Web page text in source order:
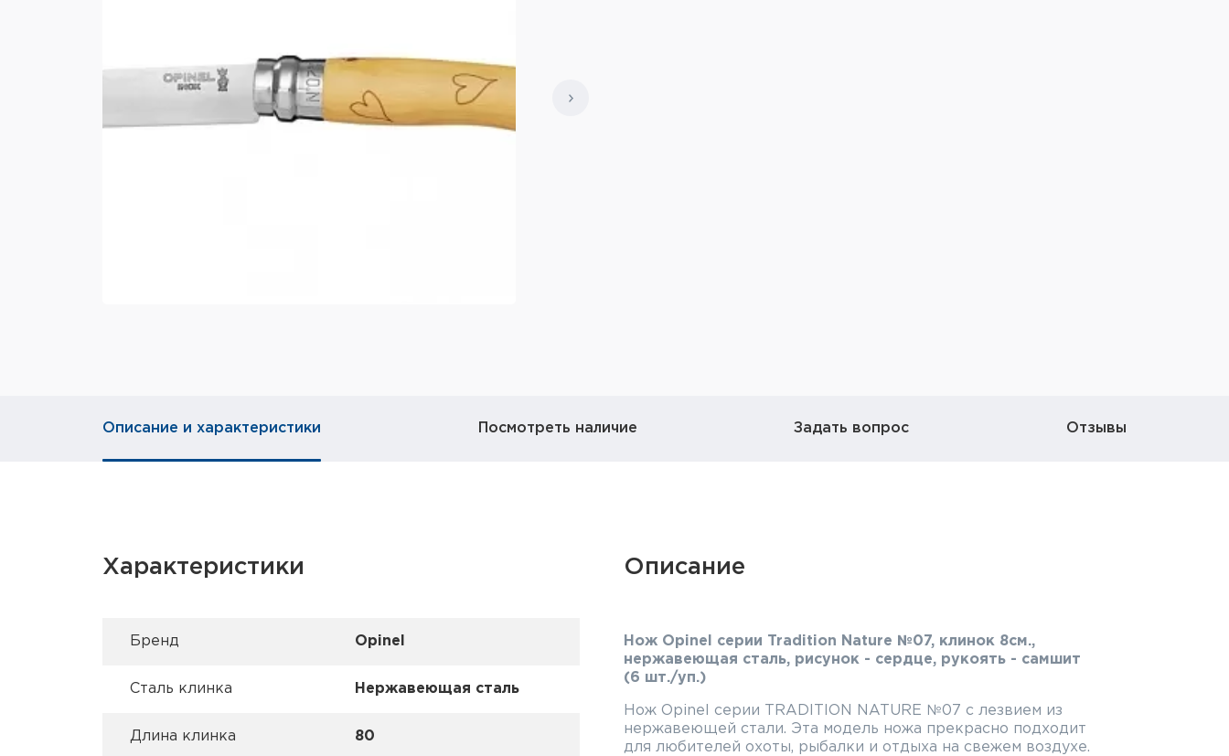
Описание и характеристики Посмотреть наличие Задать вопрос Отзывы
Характеристики
Брeнд Opinel
Сталь клинка Нержавеющая сталь
Длина клинка 80
Описание
Нож Opinel серии Tradition Nature №07, клинок 8см.,
нержавеющая сталь, рисунок - сердце, рукоять - самшит
(6 шт./уп.)
Нож Opinel серии TRADITION NATURE №07 с лезвием из
нержавеющей стали. Эта модель ножа прекрасно подходит
для любителей охоты, рыбалки и отдыха на свежем воздухе.